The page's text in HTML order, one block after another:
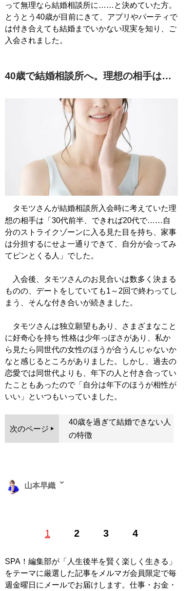
って無理なら結婚相談所に……と決めていた方。
とうとう40歳が目前にきて、アプリやパーティで
は付き合えても結婚までいかない現実を知り、ご
入会されました。
40歳で結婚相談所へ。理想の相手は…
タモツさんが結婚相談所入会時に考えていた理
想の相手は「30代前半、できれば20代で……自
分のストライクゾーンに入る見た目を持ち、家事
は分担するにせよ一通りできて、自分が会ってみ
てピンとくる人」でした。
入会後、タモツさんのお見合いは数多く決まる
ものの、デートをしていても1～2回で終わってし
まう、そんな付き合いが続きました。
タモツさんは独立願望もあり、さまざまなこと
に好奇心を持ち 性格は少年っぽさがあり、私か
ら見たら同世代の女性のほうが合うんじゃないか
なと感じるところがありました。しかし、過去の
恋愛では同世代よりも、年下の人と付き合ってい
たこともあったので「自分は年下のほうが相性が
いい」といつもいっていました。
次のページ
40歳を過ぎて結婚できない人
の特徴
1 2 3 4
山本早織
経て、現在は恋愛コンサルタントとして結婚したい男女
の秘訣マガジン 」をLINEで配信中。公式ホームページ
「
結婚につながる恋のコンサルタント 山本早織」（Xア
カウント:@yamamotosaori_ ）
SPA！編集部が「人生後半を賢く楽しく生きる」
をテーマに厳選した記事をメルマガ会員限定で毎
週金曜日にメールでお届けします。仕事・お金・